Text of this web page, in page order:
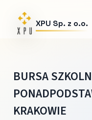
XPU Sp. z o.o.
BURSA
KRAKOWIE